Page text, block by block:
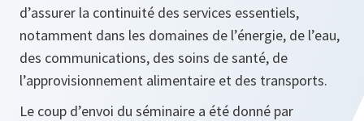
d’assurer la continuité des services essentiels,
notamment dans les domaines de l’énergie, de l’eau,
des communications, des soins de santé, de
l’approvisionnement alimentaire et des transports.
Le coup d’envoi du séminaire a été donné par